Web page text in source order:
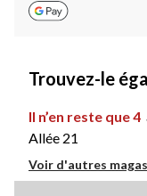
Trouvez-le
Il n’en reste que 4
Allée 21
Voir d'autres